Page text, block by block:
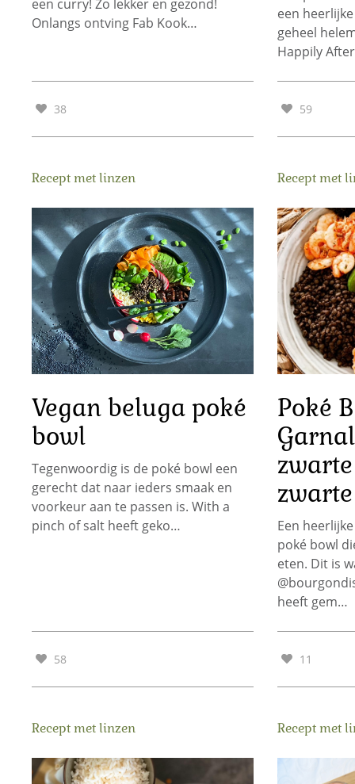
een curry! Zo lekker en gezond!
Onlangs ontving Fab Kook…
38
een
geheel
Happily
59
Recept met linzen
Vegan beluga poké
bowl
Tegenwoordig is de poké bowl een
gerecht dat naar ieders smaak en
voorkeur aan te passen is. With a
pinch of salt heeft geko…
58
Recept met
Poké
Een
poké bowl
eten. Dit is
heeft gem…
11
Recept met linzen Recept met